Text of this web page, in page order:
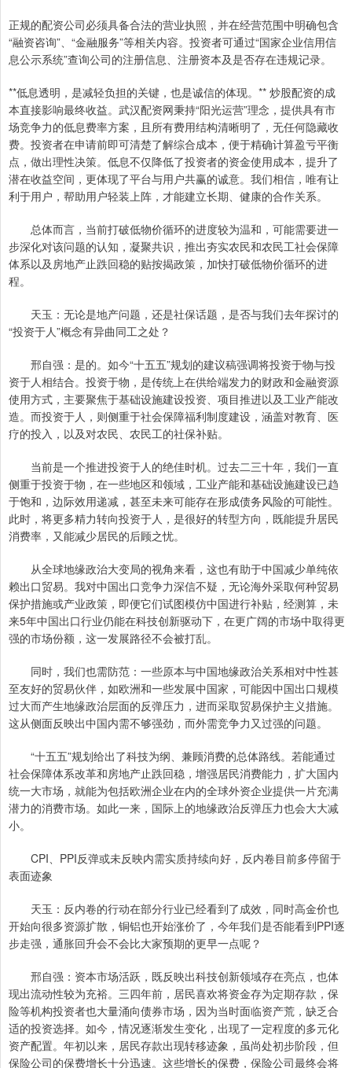
正规的配资公司必须具备合法的营业执照，并在经营范围中明确包含
“融资咨询”、“金融服务”等相关内容。投资者可通过“国家企业信用信
息公示系统”查询公司的注册信息、注册资本及是否存在违规记录。
**低息透明，是减轻负担的关键，也是诚信的体现。** 炒股配资的成
本直接影响最终收益。武汉配资网秉持“阳光运营”理念，提供具有市
场竞争力的低息费率方案，且所有费用结构清晰明了，无任何隐藏收
费。投资者在申请前即可清楚了解综合成本，便于精确计算盈亏平衡
点，做出理性决策。低息不仅降低了投资者的资金使用成本，提升了
潜在收益空间，更体现了平台与用户共赢的诚意。我们相信，唯有让
利于用户，帮助用户轻装上阵，才能建立长期、健康的合作关系。
总体而言，当前打破低物价循环的进度较为温和，可能需要进一
步深化对该问题的认知，凝聚共识，推出夯实农民和农民工社会保障
体系以及房地产止跌回稳的贴按揭政策，加快打破低物价循环的进
程。
天玉：无论是地产问题，还是社保话题，是否与我们去年探讨的
“投资于人”概念有异曲同工之处？
邢自强：是的。如今“十五五”规划的建议稿强调将投资于物与投
资于人相结合。投资于物，是传统上在供给端发力的财政和金融资源
使用方式，主要聚焦于基础设施建设投资、项目推进以及工业产能改
造。而投资于人，则侧重于社会保障福利制度建设，涵盖对教育、医
疗的投入，以及对农民、农民工的社保补贴。
当前是一个推进投资于人的绝佳时机。过去二三十年，我们一直
侧重于投资于物，在一些地区和领域，工业产能和基础设施建设已趋
于饱和，边际效用递减，甚至未来可能存在形成债务风险的可能性。
此时，将更多精力转向投资于人，是很好的转型方向，既能提升居民
消费率，又能减少居民的后顾之忧。
从全球地缘政治大变局的视角来看，这也有助于中国减少单纯依
赖出口贸易。我对中国出口竞争力深信不疑，无论海外采取何种贸易
保护措施或产业政策，即便它们试图模仿中国进行补贴，经测算，未
来5年中国出口行业仍能在科技创新驱动下，在更广阔的市场中取得更
强的市场份额，这一发展路径不会被打乱。
同时，我们也需防范：一些原本与中国地缘政治关系相对中性甚
至友好的贸易伙伴，如欧洲和一些发展中国家，可能因中国出口规模
过大而产生地缘政治层面的反弹压力，进而采取贸易保护主义措施。
这从侧面反映出中国内需不够强劲，而外需竞争力又过强的问题。
“十五五”规划给出了科技为纲、兼顾消费的总体路线。若能通过
社会保障体系改革和房地产止跌回稳，增强居民消费能力，扩大国内
统一大市场，就能为包括欧洲企业在内的全球外资企业提供一片充满
潜力的消费市场。如此一来，国际上的地缘政治反弹压力也会大大减
小。
CPI、PPI反弹或未反映内需实质持续向好，反内卷目前多停留于
表面迹象
天玉：反内卷的行动在部分行业已经看到了成效，同时高金价也
开始向很多资源扩散，铜铝也开始涨价了，今年我们是否能看到PPI逐
步走强，通胀回升会不会比大家预期的更早一点呢？
邢自强：资本市场活跃，既反映出科技创新领域存在亮点，也体
现出流动性较为充裕。三四年前，居民喜欢将资金存为定期存款，保
险等机构投资者也大量涌向债券市场，因为当时面临资产荒，缺乏合
适的投资选择。如今，情况逐渐发生变化，出现了一定程度的多元化
资产配置。年初以来，居民存款出现转移迹象，虽尚处初步阶段，但
保险公司的保费增长十分迅速。这些增长的保费，保险公司最终会将